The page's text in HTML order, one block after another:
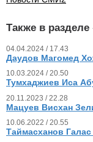
Также в разделе
04.04.2024 / 17.43
Даудов Магомед
10.03.2024 / 20.50
Тумхаджиев Иса
20.11.2023 / 22.28
Мацуев Висхан
10.06.2022 / 20.55
Таймасханов